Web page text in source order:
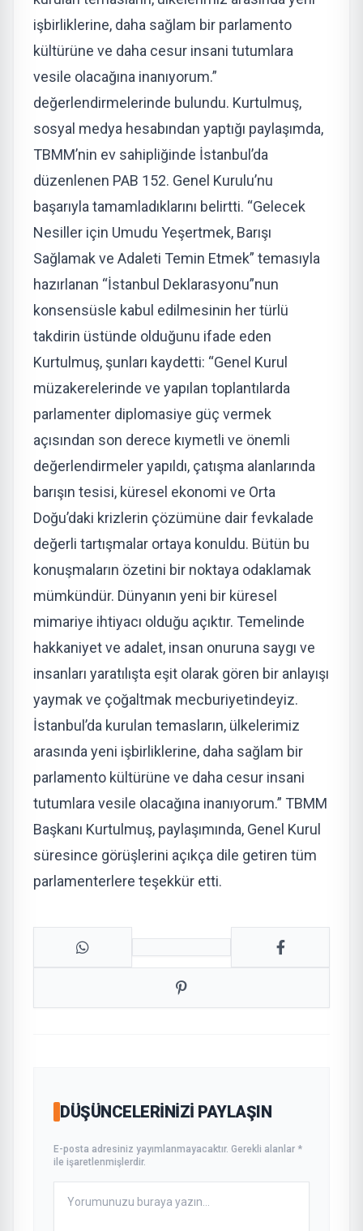
işbirliklerine, daha sağlam bir parlamento
kültürüne ve daha cesur insani tutumlara
vesile olacağına inanıyorum.”
değerlendirmelerinde bulundu. Kurtulmuş,
sosyal medya hesabından yaptığı paylaşımda,
TBMM’nin ev sahipliğinde İstanbul’da
düzenlenen PAB 152. Genel Kurulu’nu
başarıyla tamamladıklarını belirtti. “Gelecek
Nesiller için Umudu Yeşertmek, Barışı
Sağlamak ve Adaleti Temin Etmek” temasıyla
hazırlanan “İstanbul Deklarasyonu”nun
konsensüsle kabul edilmesinin her türlü
takdirin üstünde olduğunu ifade eden
Kurtulmuş, şunları kaydetti: “Genel Kurul
müzakerelerinde ve yapılan toplantılarda
parlamenter diplomasiye güç vermek
açısından son derece kıymetli ve önemli
değerlendirmeler yapıldı, çatışma alanlarında
barışın tesisi, küresel ekonomi ve Orta
Doğu’daki krizlerin çözümüne dair fevkalade
değerli tartışmalar ortaya konuldu. Bütün bu
konuşmaların özetini bir noktaya odaklamak
mümkündür. Dünyanın yeni bir küresel
mimariye ihtiyacı olduğu açıktır. Temelinde
hakkaniyet ve adalet, insan onuruna saygı ve
insanları yaratılışta eşit olarak gören bir anlayışı
yaymak ve çoğaltmak mecburiyetindeyiz.
İstanbul’da kurulan temasların, ülkelerimiz
arasında yeni işbirliklerine, daha sağlam bir
parlamento kültürüne ve daha cesur insani
tutumlara vesile olacağına inanıyorum.” TBMM
Başkanı Kurtulmuş, paylaşımında, Genel Kurul
süresince görüşlerini açıkça dile getiren tüm
parlamenterlere teşekkür etti.
DÜŞÜNCELERINIZI PAYLAŞIN
E-posta adresiniz yayımlanmayacaktır. Gerekli alanlar *
ile işaretlenmişlerdir.